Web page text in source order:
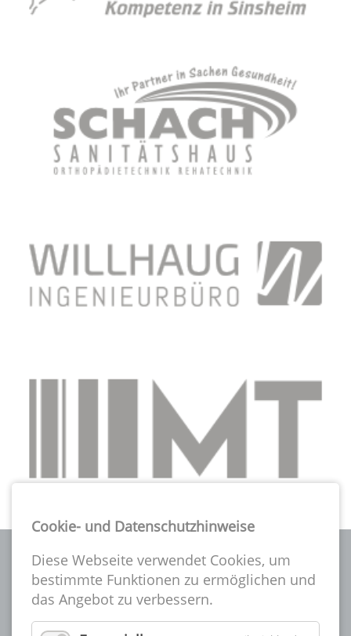
Die A-CSI gibt es seit über 25 Jahren und ist eine
Cookie- und Datenschutzhinweise
Diese Webseite verwendet Cookies, um
bestimmte Funktionen zu ermöglichen und
das Angebot zu verbessern.